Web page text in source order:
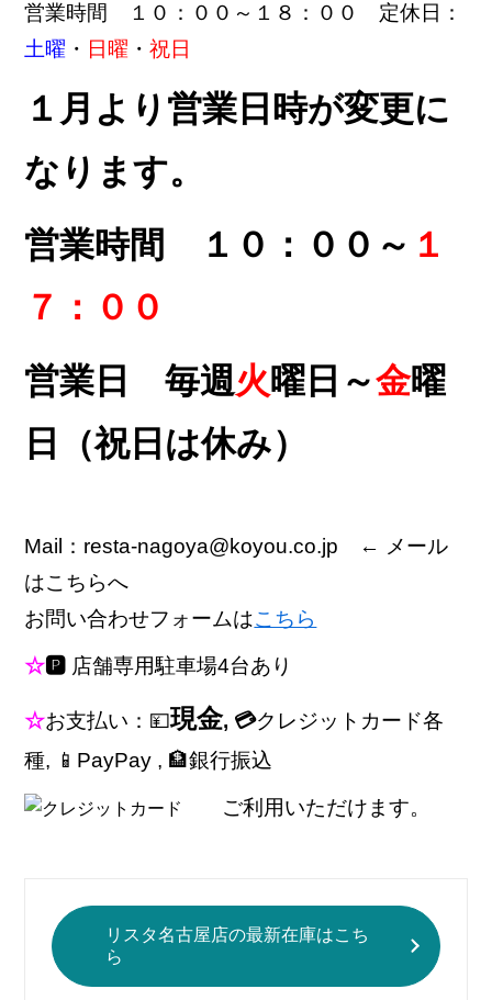
営業時間 １０：００～１８：００ 定休日：
土曜 ・ 日曜 ・祝日
１月より営業日時が変更に
なります。
営業時間 １０：００～ １
７：００
営業日 毎週火曜日～金曜
日（祝日は休み）
Mail：resta-nagoya@koyou.co.jp ← メール
はこちらへ
お問い合わせフォームはこちら
☆🅿 店舗専用駐車場4台あり
☆お支払い：💴現金, 💳クレジットカード各
種, 📱PayPay , 🏦銀行振込
ご利用いただけます。
リスタ名古屋店の最新在庫はこち
ら